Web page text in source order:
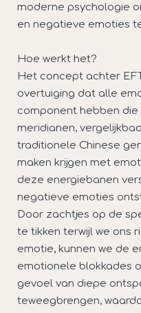
moderne psychologie
en negatieve emoties
Hoe werkt het?
Het concept achter
overtuiging dat alle
component hebben
meridianen,
traditionele Chinese
maken krijgen met
deze energiebanen
negatieve emoties
Door zachtjes op de
te tikken terwijl we ons
emotie, kunnen we de
emotionele blokkades
gevoel van diepe
teweegbrengen,